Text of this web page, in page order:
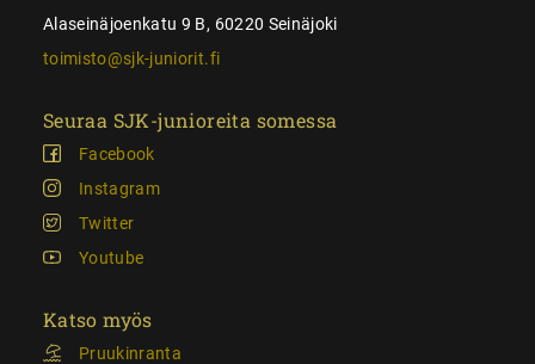
Alaseinäjoenkatu 9 B, 60220 Seinäjoki
toimisto@sjk-juniorit.fi
Seuraa SJK-junioreita somessa
Facebook
Instagram
Twitter
Youtube
Katso myös
Pruukinranta